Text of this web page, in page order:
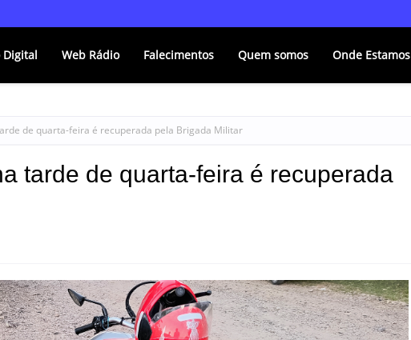
Digital Web Rádio Falecimentos Quem somos Onde Estamos
de quarta-feira é recuperada pela Brigada Militar
tarde de quarta-feira é recuperada